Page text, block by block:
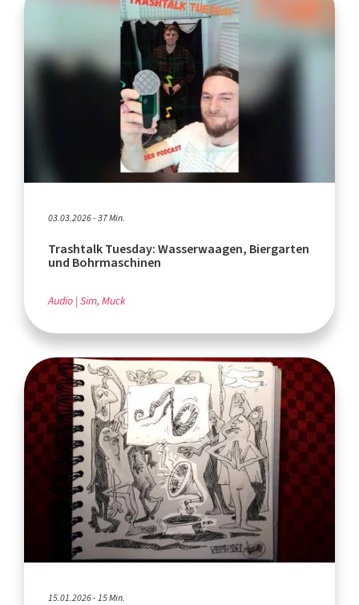
03.03.2026 - 37 Min.
Trashtalk Tuesday: Wasserwaagen, Biergarten
und Bohrmaschinen
Audio Sim, Muck
15.01.2026 - 15 Min.